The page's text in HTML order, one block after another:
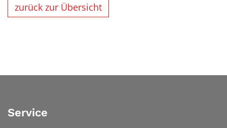
zurück zur Übersicht
Service